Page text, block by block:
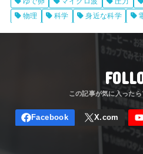
物理
科学 身近な科学